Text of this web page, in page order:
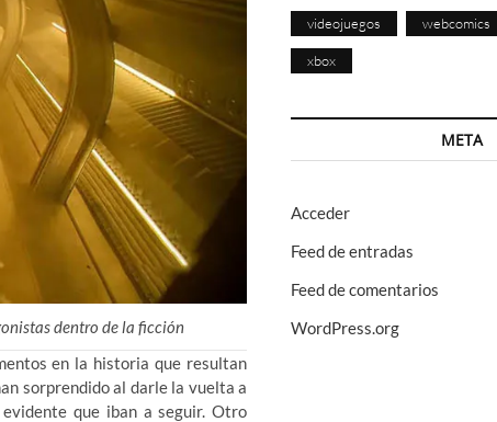
dentro de la ficción
en la historia que resultan
sorprendido al darle la vuelta a
que iban a seguir. Otro
videojuegos webcomics
xbox
META
Acceder
Feed de entradas
Feed de comentarios
WordPress.org